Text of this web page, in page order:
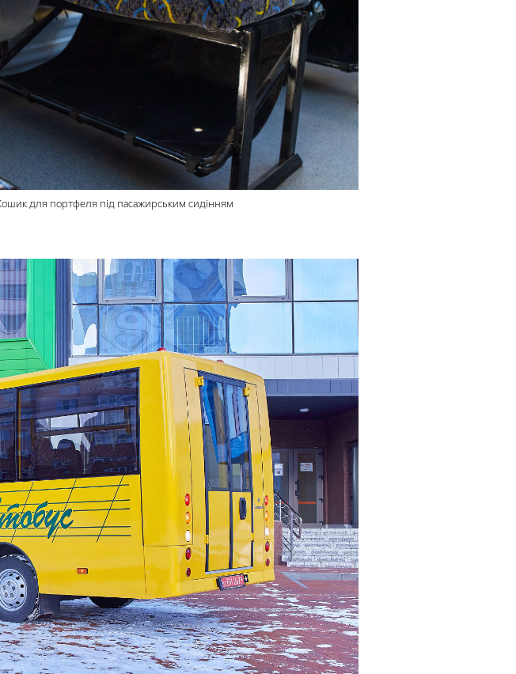
для портфеля під пасажирським сидінням